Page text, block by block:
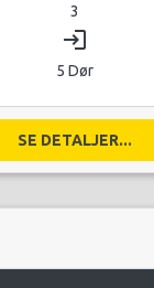
3
login
5 Dør
SE DETALJER...